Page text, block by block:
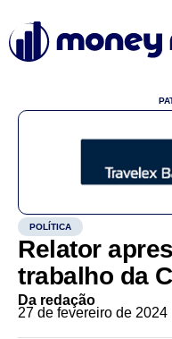
POLÍTICA
Relator
trabalho da
Da redação
27 de fevereiro de 2024